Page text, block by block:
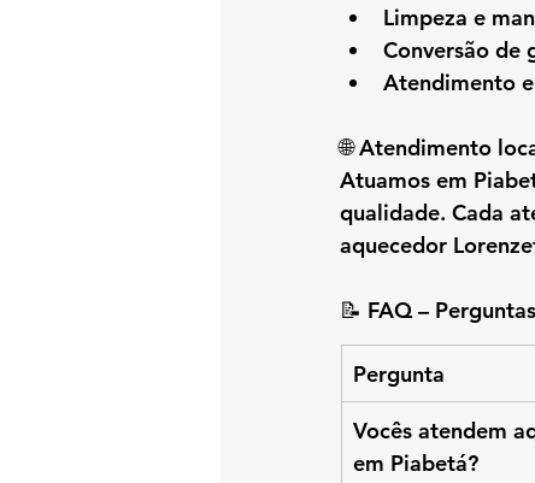
Limpeza e
Conversão de
Atendimento
🌐 Atendimento
Atuamos em
qualidade. Cada
aquecedor
📝 FAQ –
Pergunta
Vocês atendem
em Piabetá?